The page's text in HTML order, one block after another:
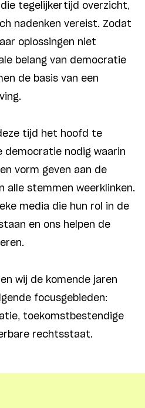
tegelijkertijd overzicht,
nadenken vereist. Zodat
oplossingen niet
belang van democratie
de basis van een
tijd het hoofd te
democratie nodig waarin
vorm geven aan de
alle stemmen weerklinken.
media die hun rol in de
en ons helpen de
wij de komende jaren
focusgebieden:
toekomstbestendige
rechtsstaat.